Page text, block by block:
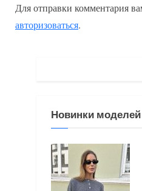
д
у
у
ю
а
ь
Для отправки комментария
авторизоваться.
Новинки моделей